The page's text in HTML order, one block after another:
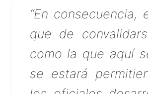
“En consecuencia,
que de
como la que aquí
se estará